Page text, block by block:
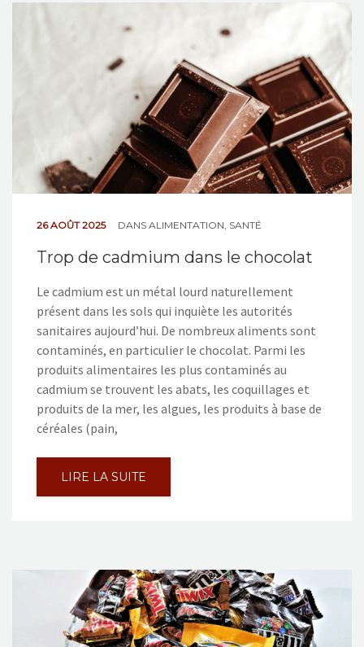
26 AOÛT 2025 DANS ALIMENTATION SANTÉ
Trop de cadmium dans le chocolat
Le cadmium est un métal lourd naturellement
présent dans les sols qui inquiète les autorités
sanitaires aujourd’hui. De nombreux aliments sont
contaminés, en particulier le chocolat. Parmi les
produits alimentaires les plus contaminés au
cadmium se trouvent les abats, les coquillages et
produits de la mer, les algues, les produits à base de
céréales (pain,
LIRE LA SUITE